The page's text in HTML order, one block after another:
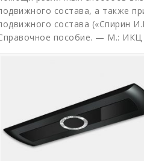
состава, а также
состава («Спирин
пособие. — М.: ИКЦ